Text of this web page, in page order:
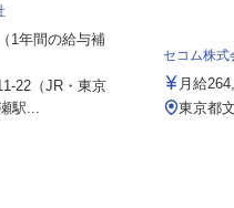
1年間の給与補
22（JR・東京
駅...
セコム株式
月給
東京都